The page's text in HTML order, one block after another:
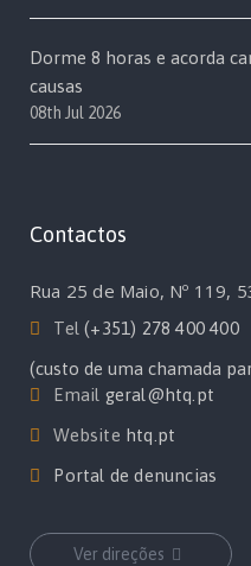
Dorme 8 horas e acorda
causas
08th Jul 2026
Contactos
Rua 25 de Maio, Nº 119,
Tel(+351) 278 400 400
(custo de uma chamada
Email geral@htq.pt
Website htq.pt
Portal de denuncias
Ver direções